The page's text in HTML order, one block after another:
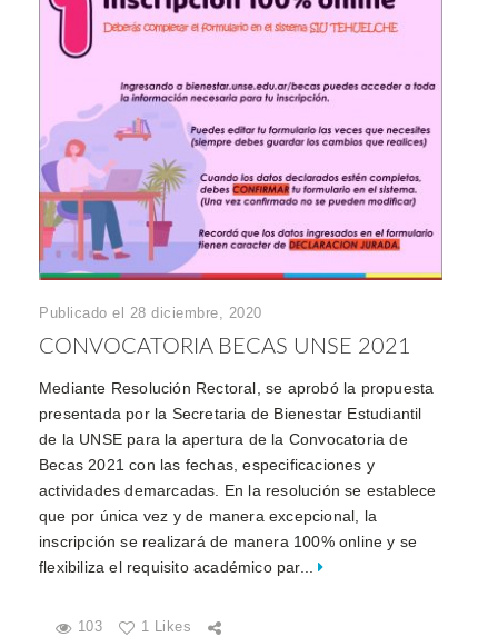
Publicado el 28 diciembre, 2020
CONVOCATORIA BECAS UNSE 2021
Mediante Resolución Rectoral, se aprobó la propuesta
presentada por la Secretaria de Bienestar Estudiantil
de la UNSE para la apertura de la Convocatoria de
Becas 2021 con las fechas, especificaciones y
actividades demarcadas. En la resolución se establece
que por única vez y de manera excepcional, la
inscripción se realizará de manera 100% online y se
flexibiliza el requisito académico par...
103 1 Likes